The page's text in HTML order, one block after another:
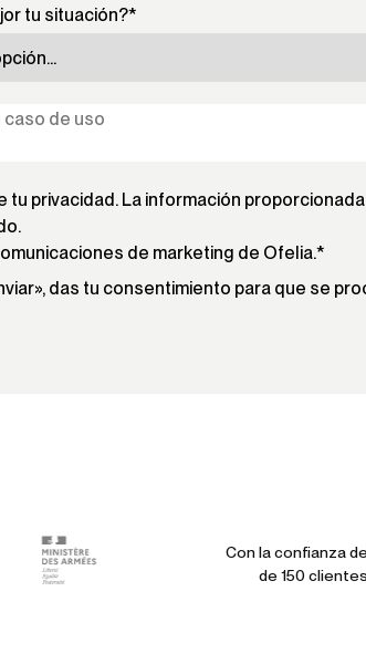
tu situación?*
privacidad. La información
de marketing de Ofelia.*
das tu consentimiento para que se
Con la confianza
de 150 clientes